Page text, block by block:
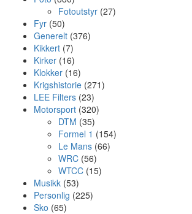
Fotoutstyr (27)
Fyr (50)
Generelt (376)
Kikkert (7)
Kirker (16)
Klokker (16)
Krigshistorie (271)
LEE Filters (23)
Motorsport (320)
DTM (35)
Formel 1 (154)
Le Mans (66)
WRC (56)
WTCC (15)
Musikk (53)
Personlig (225)
Sko (65)